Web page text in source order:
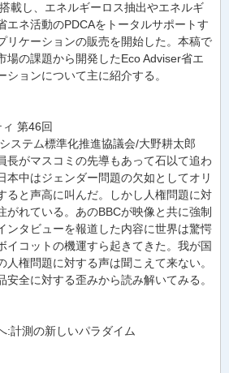
載し、エネルギーロス抽出やエネルギ
エネ活動のPDCAをトータルサポートす
リケーションの販売を開始した。本稿で
場の課題から開発したEco Adviser省エ
ションについて主に紹介する。
第46回
ステム標準化推進協議会/大野耕太郎
長がマスコミの先導もあって石以て追わ
本中はジェンダー問題の欠如としてオリ
ると声高に叫んだ。しかし人権問題に対
がれている。あのBBCが映像と共に強制
ンタビューを報道した内容に世界は驚愕
イコットの機運すら起きてきた。我が国
権問題に対する声は聞こえて来ない。
安全に対する歪みから読み解いてみる。
:計測の新しいパラダイム